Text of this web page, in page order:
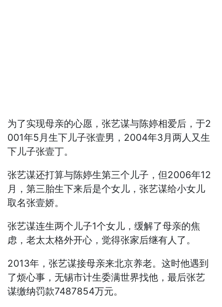
为了实现母亲的心愿，张艺谋与陈婷相爱后，于2
001年5月生下儿子张壹男，2004年3月两人又生
下儿子张壹丁。
张艺谋还打算与陈婷生第三个儿子，但2006年12
月，第三胎生下来后是个女儿，张艺谋给小女儿
取名张壹娇。
张艺谋连生两个儿子1个女儿，缓解了母亲的焦
虑，老太太格外开心，觉得张家后继有人了。
2013年，张艺谋接母亲来北京养老。这时他遇到
了烦心事，无锡市计生委满世界找他，最后张艺
谋缴纳罚款7487854万元。